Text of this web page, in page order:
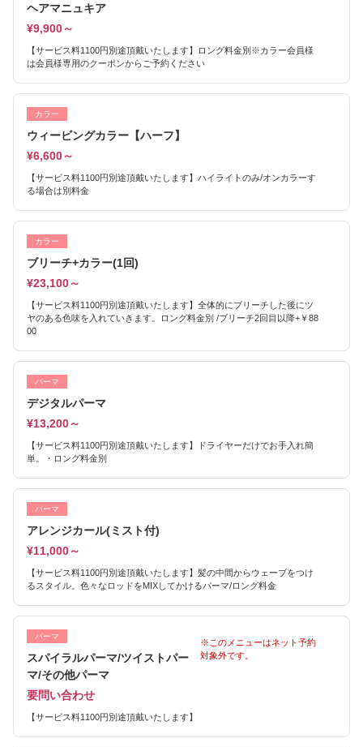
ヘアマニュキア
¥9,900～
【サービス料1100円別途頂戴いたします】ロング料金別※カラー会員様
は会員様専用のクーポンからご予約ください
カラー
ウィービングカラー【ハーフ】
¥6,600～
【サービス料1100円別途頂戴いたします】ハイライトのみ/オンカラーす
る場合は別料金
カラー
ブリーチ+カラー(1回)
¥23,100～
【サービス料1100円別途頂戴いたします】全体的にブリーチした後にツ
ヤのある色味を入れていきます。ロング料金別 /ブリーチ2回目以降+￥88
00
パーマ
デジタルパーマ
¥13,200～
【サービス料1100円別途頂戴いたします】ドライヤーだけでお手入れ簡
単。・ロング料金別
パーマ
アレンジカール(ミスト付)
¥11,000～
【サービス料1100円別途頂戴いたします】髪の中間からウェーブをつけ
るスタイル。色々なロッドをMIXしてかけるパーマ/ロング料金
パーマ
スパイラルパーマ/ツイストパー
マ/その他パーマ
要問い合わせ
【サービス料1100円別途頂戴いたします】
※このメニューはネット予約
対象外です。